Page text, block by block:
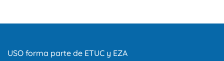
USO forma parte de ETUC y EZA